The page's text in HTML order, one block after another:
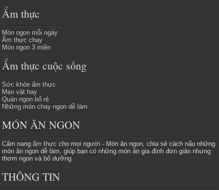
Ẩm thực
Món ngon mỗi ngày
Ẩm thực chay
Món ngon 3 miền
Ẩm thực cuộc sống
Sức khỏe ẩm thực
Mẹo vặt hay
Quán ngon bổ rẻ
Những món chay ngon dễ làm
MÓN ĂN NGON
Cẩm nangẩm thực cho mọi người - Món ăn ngon, chia sẻ cách nấu những
món ăn ngon dễ làm, giúp bạn có những món ăn gia đình đơn giản nhưng
thơm ngon và bổ dưỡng.
THÔNG TIN